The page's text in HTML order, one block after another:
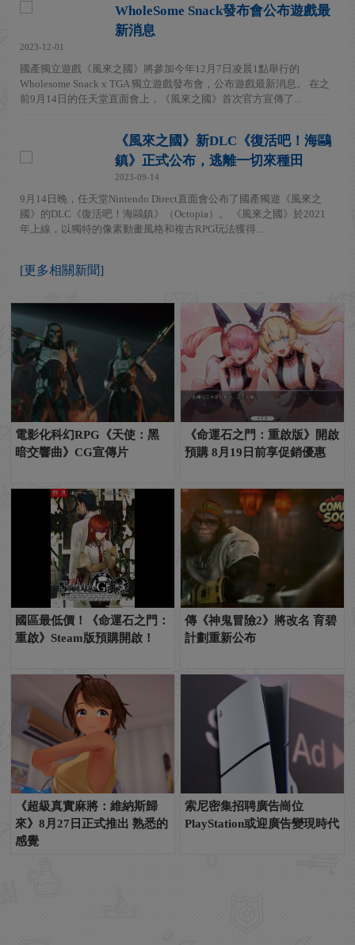
WholeSome Snack發布會公布遊戲最
新消息
2023-12-01
國產獨立遊戲《風來之國》將參加今年12月7日凌晨1點舉行的
Wholesome Snack x TGA 獨立遊戲發布會，公布遊戲最新消息。 在之
前9月14日的任天堂直面會上，《風來之國》首次官方宣傳了...
《風來之國》新DLC《復活吧！海鷗
鎮》正式公布，逃離一切來種田
2023-09-14
9月14日晚，任天堂Nintendo Direct直面會公布了國產獨遊《風來之
國》的DLC《復活吧！海鷗鎮》（Octopia）。 《風來之國》於2021
年上線，以獨特的像素動畫風格和複古RPG玩法獲得...
[更多相關新聞]
電影化科幻RPG《天使：黑
暗交響曲》CG宣傳片
《命運石之門：重啟版》開啟
預購 8月19日前享促銷優惠
國區最低價！《命運石之門：
重啟》Steam版預購開啟！
傳《神鬼冒險2》將改名 育碧
計劃重新公布
《超級真實麻將：維納斯歸
來》8月27日正式推出 熟悉的
感覺
索尼密集招聘廣告崗位
PlayStation或迎廣告變現時代